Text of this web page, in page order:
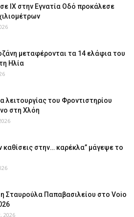
ΙΧ στην Εγνατία Οδό προκάλεσε
μεταφέρονται τα 14 ελάφια του
Ηλία
λειτουργίας του Φροντιστηρίου
στη Χλόη
καθίσεις στην… καρέκλα” μάγεψε το
Σταυρούλα Παπαβασιλείου στο Voio
2026